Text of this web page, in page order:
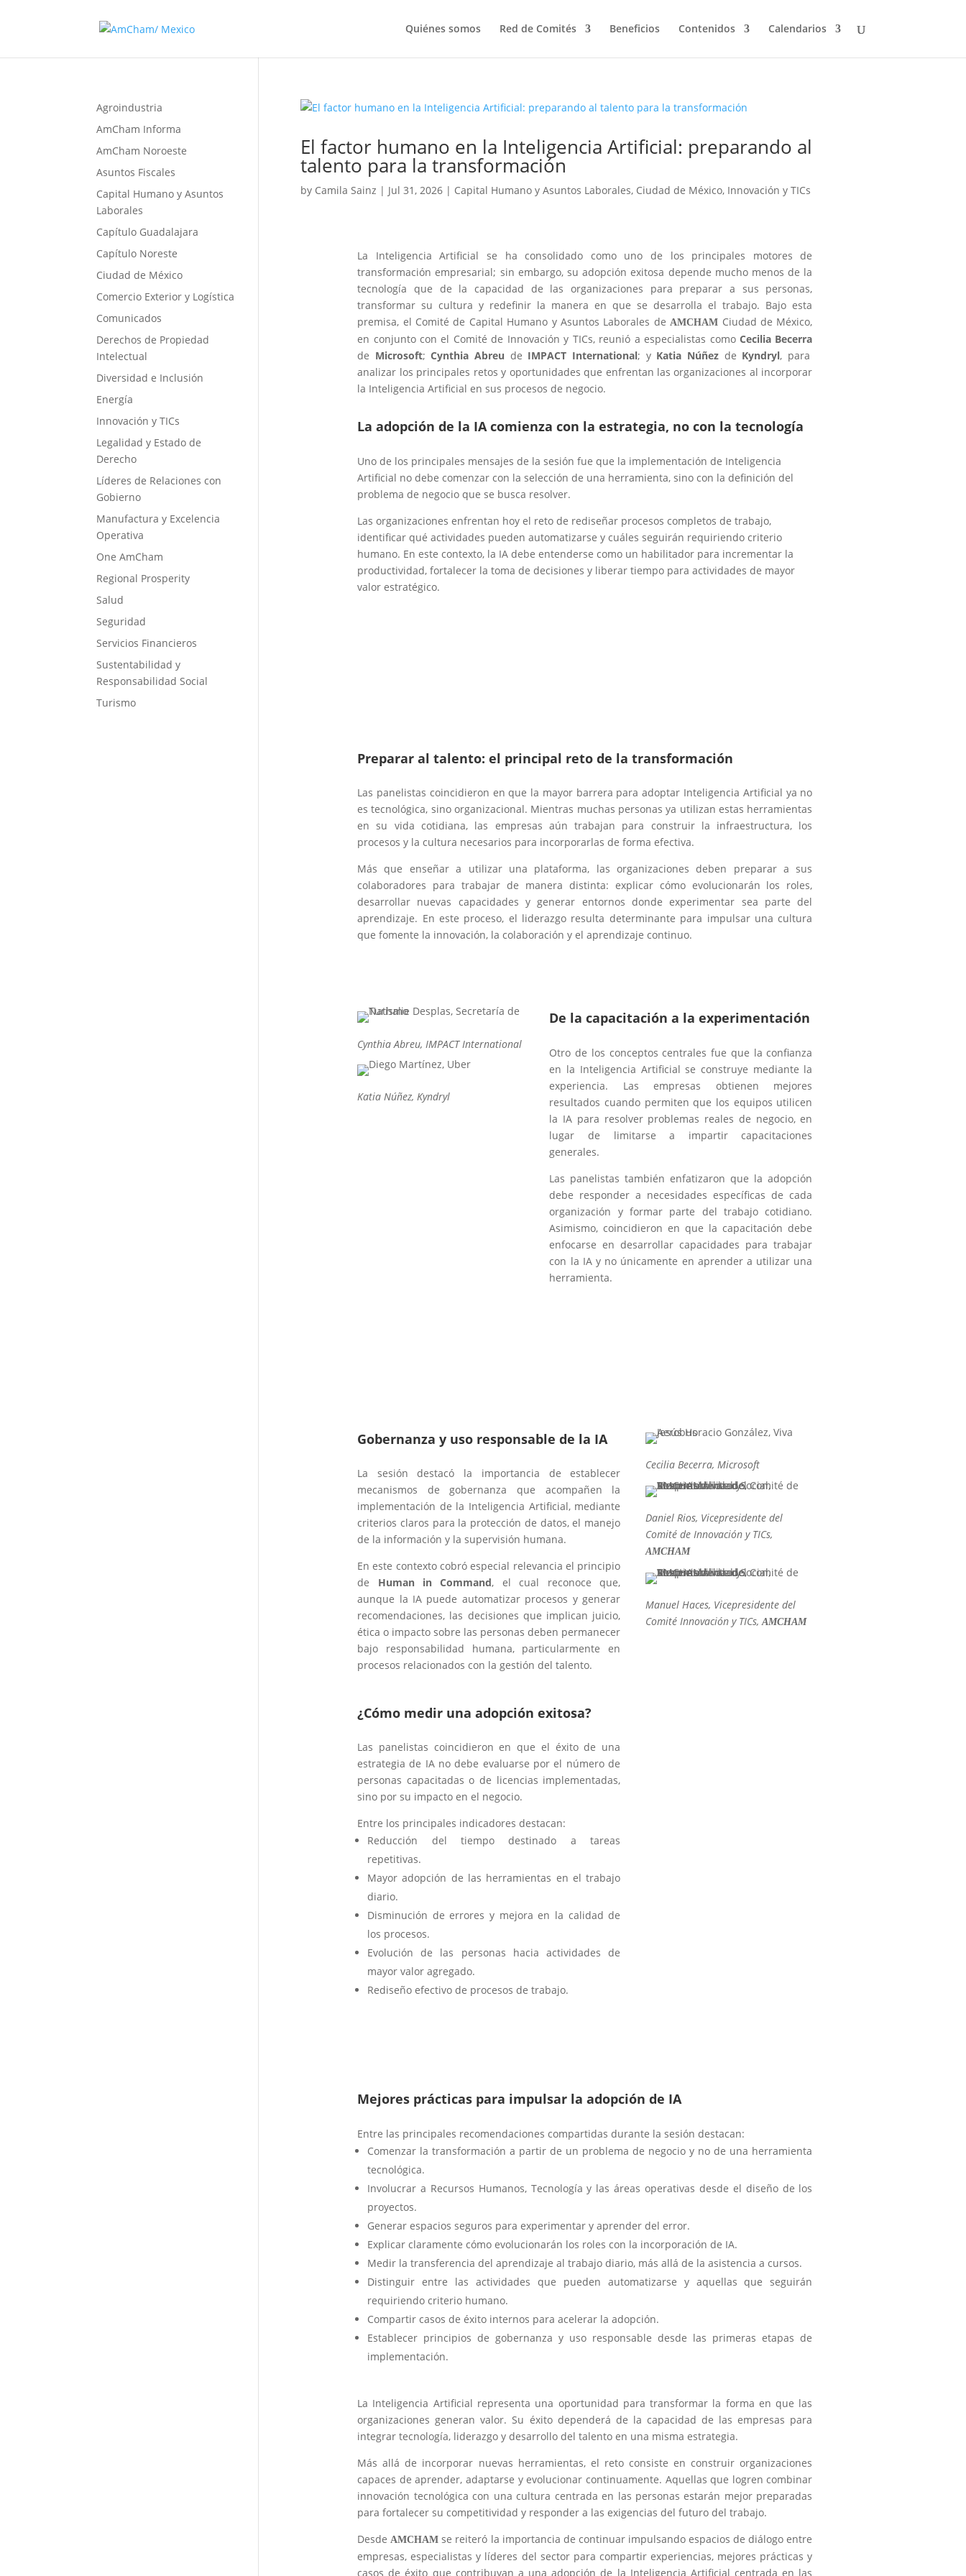
Quiénes somos Red de Comités Beneficios Contenidos Calendarios
El factor humano en la Inteligencia Artificial: preparando al
talento para la transformación
by Camila Sainz | Jul 31, 2026| Capital Humano y Asuntos Laborales, Ciudad de México, Innovación y TICs
La Inteligencia Artificial se ha consolidado como uno de los principales motores de
transformación empresarial; sin embargo, su adopción exitosa depende mucho menos de la
tecnología que de la capacidad de las organizaciones para preparar a sus personas,
transformar su cultura y redefinir la manera en que se desarrolla el trabajo. Bajo esta
premisa, el Comité de Capital Humano y Asuntos Laborales deAMCHAM Ciudad de México,
en conjunto con el Comité de Innovación y TICs, reunió a especialistas como Cecilia Becerra
de Microsoft;Cynthia Abreu de IMPACT International; y Katia Núñezde Kyndryl, para
analizar los principales retos y oportunidades que enfrentan las organizaciones al incorporar
la Inteligencia Artificial en sus procesos de negocio.
La adopción de la IA comienza con la estrategia, no con la tecnología
Uno de los principales mensajes de la sesión fue que la implementación de Inteligencia
Artificial no debe comenzar con la selección de una herramienta, sino con la definición del
problema de negocio que se busca resolver.
Las organizaciones enfrentan hoy el reto de rediseñar procesos completos de trabajo,
identificar qué actividades pueden automatizarse y cuáles seguirán requiriendo criterio
humano. En este contexto, la IA debe entenderse como un habilitador para incrementar la
productividad, fortalecer la toma de decisiones y liberar tiempo para actividades de mayor
valor estratégico.
Preparar al talento: el principal reto de la transformación
Las panelistas coincidieron en que la mayor barrera para adoptar Inteligencia Artificial ya no
es tecnológica, sino organizacional. Mientras muchas personas ya utilizan estas herramientas
en su vida cotidiana, las empresas aún trabajan para construir la infraestructura, los
procesos y la cultura necesarios para incorporarlas de forma efectiva.
Más que enseñar a utilizar una plataforma, las organizaciones deben preparar a sus
colaboradores para trabajar de manera distinta: explicar cómo evolucionarán los roles,
desarrollar nuevas capacidades y generar entornos donde experimentar sea parte del
aprendizaje. En este proceso, el liderazgo resulta determinante para impulsar una cultura
que fomente la innovación, la colaboración y el aprendizaje continuo.
Cynthia Abreu, IMPACT International
Katia Núñez, Kyndryl
De la capacitación a la experimentación
Otro de los conceptos centrales fue que la confianza
en la Inteligencia Artificial se construye mediante la
experiencia. Las empresas obtienen mejores
resultados cuando permiten que los equipos utilicen
la IA para resolver problemas reales de negocio, en
lugar de limitarse a impartir capacitaciones
generales.
Las panelistas también enfatizaron que la adopción
debe responder a necesidades específicas de cada
organización y formar parte del trabajo cotidiano.
Asimismo, coincidieron en que la capacitación debe
enfocarse en desarrollar capacidades para trabajar
con la IA y no únicamente en aprender a utilizar una
herramienta.
Gobernanza y uso responsable de la IA
La sesión destacó la importancia de establecer
mecanismos de gobernanza que acompañen la
implementación de la Inteligencia Artificial, mediante
criterios claros para la protección de datos, el manejo
de la información y la supervisión humana.
En este contexto cobró especial relevancia el principio
de Human in Command, el cual reconoce que,
aunque la IA puede automatizar procesos y generar
recomendaciones, las decisiones que implican juicio,
ética o impacto sobre las personas deben permanecer
bajo responsabilidad humana, particularmente en
procesos relacionados con la gestión del talento.
¿Cómo medir una adopción exitosa?
Las panelistas coincidieron en que el éxito de una
estrategia de IA no debe evaluarse por el número de
personas capacitadas o de licencias implementadas,
sino por su impacto en el negocio.
Entre los principales indicadores destacan:
Reducción del tiempo destinado a tareas
repetitivas.
Mayor adopción de las herramientas en el trabajo
diario.
Disminución de errores y mejora en la calidad de
los procesos.
Evolución de las personas hacia actividades de
mayor valor agregado.
Rediseño efectivo de procesos de trabajo.
Cecilia Becerra, Microsoft
Daniel Rios, Vicepresidente del
Comité de Innovación y TICs,
AMCHAM
Manuel Haces, Vicepresidente del
Comité Innovación y TICs,AMCHAM
Mejores prácticas para impulsar la adopción de IA
Entre las principales recomendaciones compartidas durante la sesión destacan:
Comenzar la transformación a partir de un problema de negocio y no de una herramienta
tecnológica.
Involucrar a Recursos Humanos, Tecnología y las áreas operativas desde el diseño de los
proyectos.
Generar espacios seguros para experimentar y aprender del error.
Explicar claramente cómo evolucionarán los roles con la incorporación de IA.
Medir la transferencia del aprendizaje al trabajo diario, más allá de la asistencia a cursos.
Distinguir entre las actividades que pueden automatizarse y aquellas que seguirán
requiriendo criterio humano.
Compartir casos de éxito internos para acelerar la adopción.
Establecer principios de gobernanza y uso responsable desde las primeras etapas de
implementación.
La Inteligencia Artificial representa una oportunidad para transformar la forma en que las
organizaciones generan valor. Su éxito dependerá de la capacidad de las empresas para
integrar tecnología, liderazgo y desarrollo del talento en una misma estrategia.
Más allá de incorporar nuevas herramientas, el reto consiste en construir organizaciones
capaces de aprender, adaptarse y evolucionar continuamente. Aquellas que logren combinar
innovación tecnológica con una cultura centrada en las personas estarán mejor preparadas
para fortalecer su competitividad y responder a las exigencias del futuro del trabajo.
DesdeAMCHAM se reiteró la importancia de continuar impulsando espacios de diálogo entre
empresas, especialistas y líderes del sector para compartir experiencias, mejores prácticas y
casos de éxito que contribuyan a una adopción de la Inteligencia Artificial centrada en las
Agroindustria
AmCham Informa
AmCham Noroeste
Asuntos Fiscales
Capital Humano y Asuntos
Laborales
Capítulo Guadalajara
Capítulo Noreste
Ciudad de México
Comercio Exterior y Logística
Comunicados
Derechos de Propiedad
Intelectual
Diversidad e Inclusión
Energía
Innovación y TICs
Legalidad y Estado de
Derecho
Líderes de Relaciones con
Gobierno
Manufactura y Excelencia
Operativa
One AmCham
Regional Prosperity
Salud
Seguridad
Servicios Financieros
Sustentabilidad y
Responsabilidad Social
Turismo